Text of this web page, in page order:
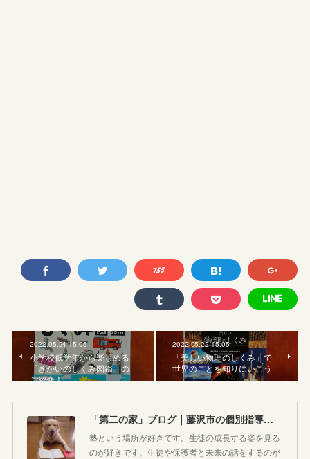
2022.05.24 15:05
小学校低学年から楽しめる
「きかいのしくみ図鑑」の
ご紹介！
2022.05.22 15:05
「美しい物理のしくみ」で
世界のことを知りにいこう
「第二の家」ブログ｜藤沢市の個別指導塾のお話
塾という場所が好きです。生徒の成長する姿を見る
のが好きです。生徒や保護者と未来の話をするのが